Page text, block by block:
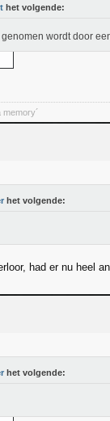
het volgende:
wordt door
het volgende:
had er nu heel
het volgende: